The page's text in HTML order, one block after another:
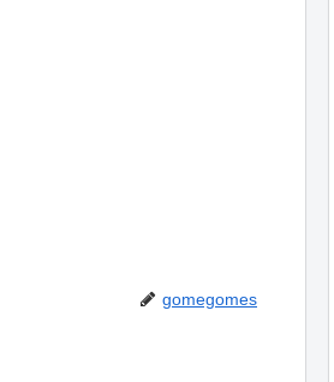
gomegomes